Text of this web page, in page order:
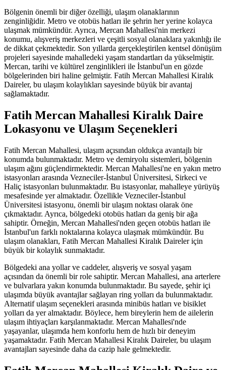
Bölgenin önemli bir diğer özelliği, ulaşım olanaklarının
zenginliğidir. Metro ve otobüs hatları ile şehrin her yerine kolayca
ulaşmak mümkündür. Ayrıca, Mercan Mahallesi'nin merkezi
konumu, alışveriş merkezleri ve çeşitli sosyal olanaklara yakınlığı ile
de dikkat çekmektedir. Son yıllarda gerçekleştirilen kentsel dönüşüm
projeleri sayesinde mahalledeki yaşam standartları da yükselmiştir.
Mercan, tarihi ve kültürel zenginlikleri ile İstanbul'un en gözde
bölgelerinden biri haline gelmiştir. Fatih Mercan Mahallesi Kiralık
Daireler, bu ulaşım kolaylıkları sayesinde büyük bir avantaj
sağlamaktadır.
Fatih Mercan Mahallesi Kiralık Daire
Lokasyonu ve Ulaşım Seçenekleri
Fatih Mercan Mahallesi, ulaşım açısından oldukça avantajlı bir
konumda bulunmaktadır. Metro ve demiryolu sistemleri, bölgenin
ulaşım ağını güçlendirmektedir. Mercan Mahallesi'ne en yakın metro
istasyonları arasında Vezneciler-İstanbul Üniversitesi, Sirkeci ve
Haliç istasyonları bulunmaktadır. Bu istasyonlar, mahalleye yürüyüş
mesafesinde yer almaktadır. Özellikle Vezneciler-İstanbul
Üniversitesi istasyonu, önemli bir ulaşım noktası olarak öne
çıkmaktadır. Ayrıca, bölgedeki otobüs hatları da geniş bir ağa
sahiptir. Örneğin, Mercan Mahallesi'nden geçen otobüs hatları ile
İstanbul'un farklı noktalarına kolayca ulaşmak mümkündür. Bu
ulaşım olanakları, Fatih Mercan Mahallesi Kiralık Daireler için
büyük bir kolaylık sunmaktadır.
Bölgedeki ana yollar ve caddeler, alışveriş ve sosyal yaşam
açısından da önemli bir role sahiptir. Mercan Mahallesi, ana arterlere
ve bulvarlara yakın konumda bulunmaktadır. Bu sayede, şehir içi
ulaşımda büyük avantajlar sağlayan ring yolları da bulunmaktadır.
Alternatif ulaşım seçenekleri arasında minibüs hatları ve bisiklet
yolları da yer almaktadır. Böylece, hem bireylerin hem de ailelerin
ulaşım ihtiyaçları karşılanmaktadır. Mercan Mahallesi'nde
yaşayanlar, ulaşımda hem konforlu hem de hızlı bir deneyim
yaşamaktadır. Fatih Mercan Mahallesi Kiralık Daireler, bu ulaşım
avantajları sayesinde daha da cazip hale gelmektedir.